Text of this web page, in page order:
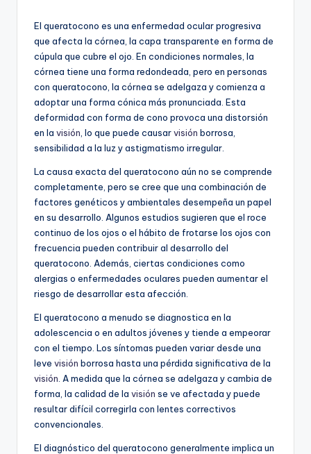
El queratocono es una enfermedad ocular progresiva
que afecta la córnea, la capa transparente en forma de
cúpula que cubre el ojo. En condiciones normales, la
córnea tiene una forma redondeada, pero en personas
con queratocono, la córnea se adelgaza y comienza a
adoptar una forma cónica más pronunciada. Esta
deformidad con forma de cono provoca una distorsión
en la visión , lo que puede causarvisión borrosa,
sensibilidad a la luz y astigmatismo irregular.
La causa exacta del queratocono aún no se comprende
completamente, pero se cree que una combinación de
factores genéticos y ambientales desempeña un papel
en su desarrollo. Algunos estudios sugieren que el roce
continuo de los ojos o el hábito de frotarse los ojos con
frecuencia pueden contribuir al desarrollo del
queratocono. Además, ciertas condiciones como
alergias o enfermedades oculares pueden aumentar el
riesgo de desarrollar esta afección.
El queratocono a menudo se diagnostica en la
adolescencia o en adultos jóvenes y tiende a empeorar
con el tiempo. Los síntomas pueden variar desde una
leve visión borrosa hasta una pérdida significativa de la
visión . A medida que la córnea se adelgaza y cambia de
forma, la calidad de la visión se ve afectada y puede
resultar difícil corregirla con lentes correctivos
convencionales.
El diagnóstico del queratocono generalmente implica un